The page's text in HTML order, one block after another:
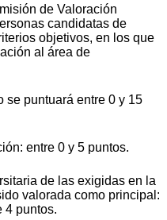
de Valoración
candidatas de
objetivos, en los que
al área de
puntuará entre 0 y 15
entre 0 y 5 puntos.
de las exigidas en la
valorada como principal:
4 puntos.